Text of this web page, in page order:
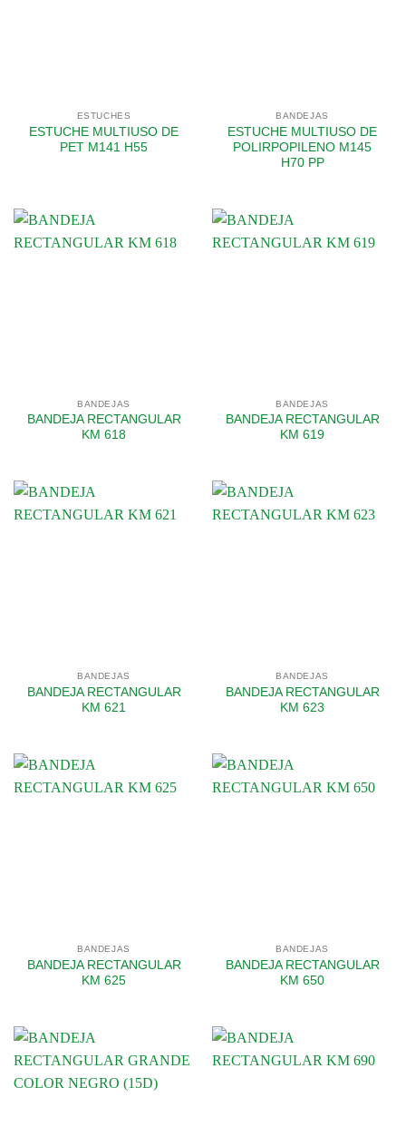
ESTUCHES
ESTUCHE MULTIUSO DE
PET M141 H55
BANDEJAS
ESTUCHE MULTIUSO DE
POLIRPOPILENO M145
H70 PP
BANDEJAS
BANDEJA RECTANGULAR
KM 618
BANDEJAS
BANDEJA RECTANGULAR
KM 619
BANDEJAS
BANDEJA RECTANGULAR
KM 621
BANDEJAS
BANDEJA RECTANGULAR
KM 623
BANDEJAS
BANDEJA RECTANGULAR
KM 625
BANDEJAS
BANDEJA RECTANGULAR
KM 650